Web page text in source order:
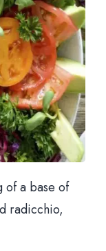
of a base of
radicchio,